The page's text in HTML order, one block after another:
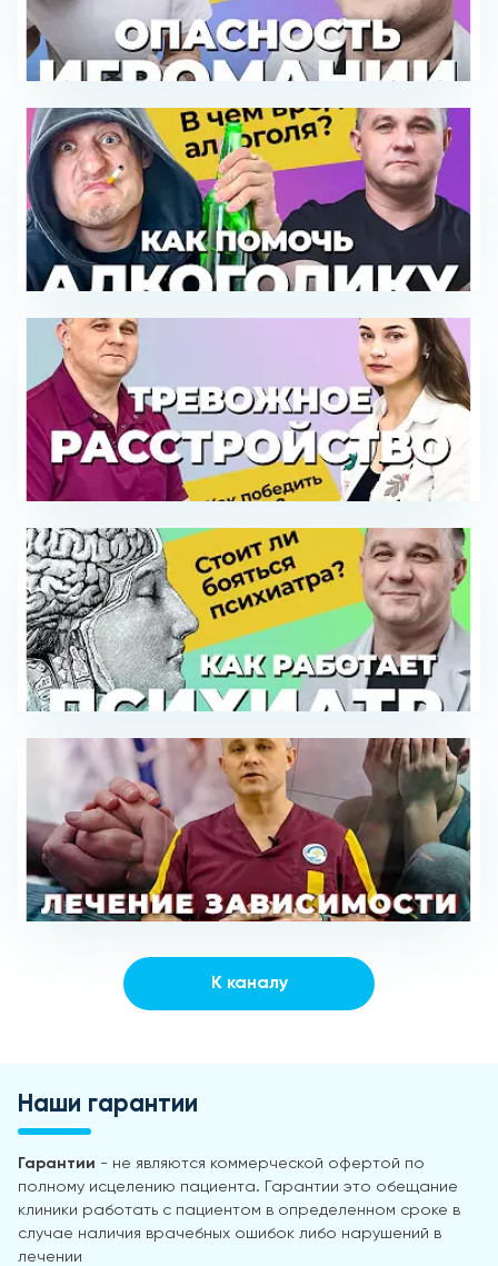
К каналу
Наши гарантии
Гарантии - не являются коммерческой офертой по
полному исцелению пациента. Гарантии это обещание
клиники работать с пациентом в определенном сроке в
случае наличия врачебных ошибок либо нарушений в
лечении